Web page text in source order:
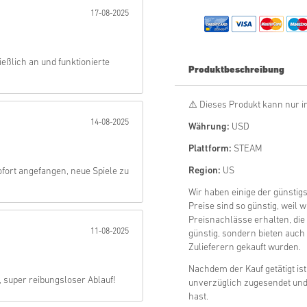
17-08-2025
an und funktionierte
14-08-2025
angefangen, neue Spiele zu
11-08-2025
super reibungsloser Ablauf!
Produktbeschreibung
⚠️ Dieses Produkt kann nur
Währung: USD
Plattform: STEAM
Region: US
Wir haben einige der
Preise sind so günstig, weil
Preisnachlässe erhalten,
günstig, sondern bieten
Zulieferern gekauft wurden.
Nachdem der Kauf getätigt
unverzüglich zugesendet
hast.